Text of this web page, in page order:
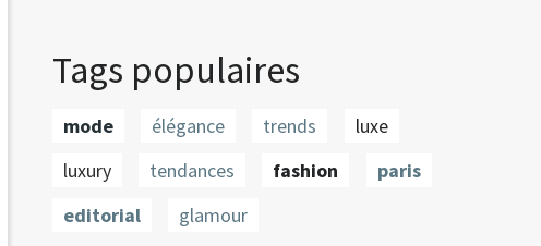
Tags populaires
mode élégance trends
luxe
luxury
tendances fashion
paris
editorial
glamour